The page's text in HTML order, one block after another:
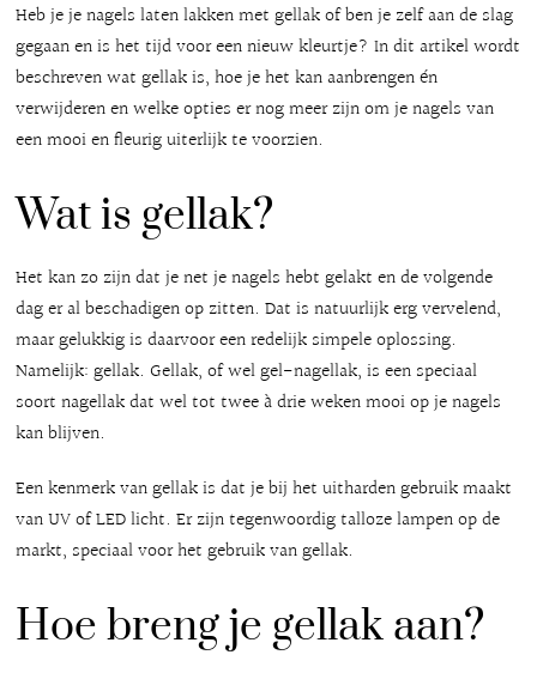
Heb je je nagels laten lakken met gellak of ben je zelf aan de slag
gegaan en is het tijd voor een nieuw kleurtje? In dit artikel wordt
beschreven wat gellak is, hoe je het kan aanbrengen én
verwijderen en welke opties er nog meer zijn om je nagels van
een mooi en fleurig uiterlijk te voorzien.
Wat is gellak?
Het kan zo zijn dat je net je nagels hebt gelakt en de volgende
dag er al beschadigen op zitten. Dat is natuurlijk erg vervelend,
maar gelukkig is daarvoor een redelijk simpele oplossing.
Namelijk: gellak. Gellak, of wel gel-nagellak, is een speciaal
soort nagellak dat wel tot twee à drie weken mooi op je nagels
kan blijven.
Een kenmerk van gellak is dat je bij het uitharden gebruik maakt
van UV of LED licht. Er zijn tegenwoordig talloze lampen op de
markt, speciaal voor het gebruik van gellak.
Hoe breng je gellak aan?